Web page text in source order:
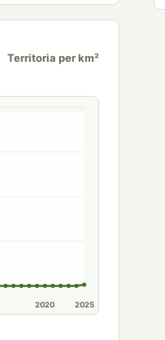
Territoria per km²
2020 2025